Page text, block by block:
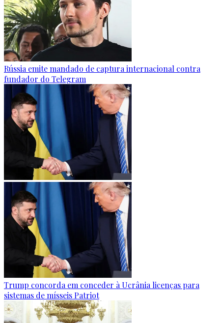
Rússia emite mandado de captura internacional contra
fundador do Telegram
Trump concorda em conceder à Ucrânia licenças para
sistemas de mísseis Patriot